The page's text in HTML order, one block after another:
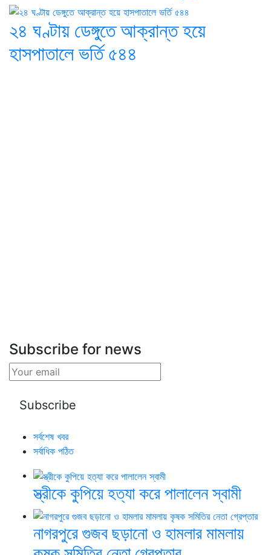
২৪ ঘণ্টায় ডেঙ্গুতে আক্রান্ত হয়ে
হাসপাতালে ভর্তি ৫৪৪
Subscribe for news
সর্বশেষ খবর
সর্বাধিক পঠিত
স্ত্রীকে কুপিয়ে হত্যা করে পালালেন স্বামী
নাগরপুরে গুজব ছড়ানো ও হামলার মামলায়